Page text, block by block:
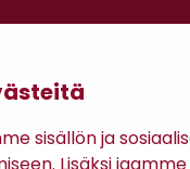
sisällön ja